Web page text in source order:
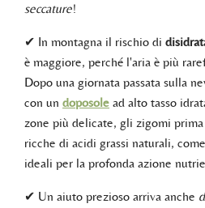
seccature!
✔ In montagna il rischio di
è maggiore, perché l'aria è più
Dopo una giornata passata sulla
con un doposole ad alto tasso
zone più delicate, gli zigomi
ricche di acidi grassi naturali,
ideali per la profonda azione
✔ Un aiuto prezioso arriva anche